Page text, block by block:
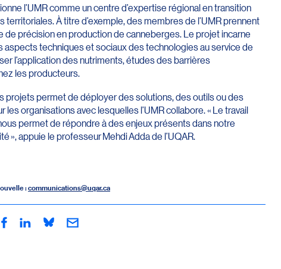
l’UMR comme un centre d’expertise régional en transition
À titre d’exemple, des membres de l’UMR prennent
de précision en production de canneberges. Le projet incarne
techniques et sociaux des technologies au service de
l’application des nutriments, études des barrières
les producteurs.
permet de déployer des solutions, des outils ou des
organisations avec lesquelles l’UMR collabore. « Le travail
permet de répondre à des enjeux présents dans notre
», appuie le professeur Mehdi Adda de l’UQAR.
:communications@uqar.ca